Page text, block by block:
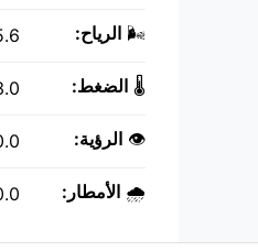
🌬️ الرياح: (84°)
🌡️ الضغط: mb
👁️ الرؤية: km
🌧️ الأمطار: mm